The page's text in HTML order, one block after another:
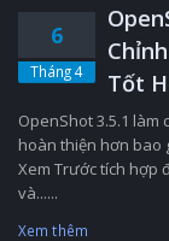
6
Tháng 4
Tốt
OpenShot 3.5.1
hoàn thiện hơn bao
Xem Trước tích hợp
và......
Xem thêm